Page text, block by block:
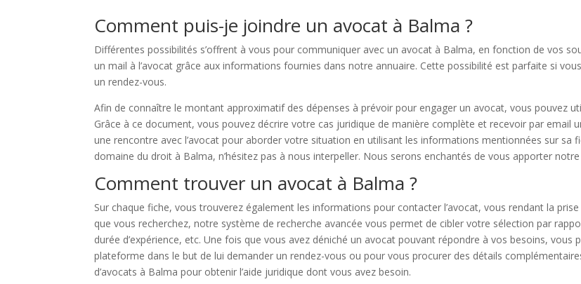
Comment puis-je joindre un avocat à Balma ?
Différentes possibilités s’offrent à vous pour communiquer avec un avocat à Balma, en fonction de vos
un mail à l’avocat grâce aux informations fournies dans notre annuaire. Cette possibilité est parfaite si
un rendez-vous.
Afin de connaître le montant approximatif des dépenses à prévoir pour engager un avocat, vous pouvez
Grâce à ce document, vous pouvez décrire votre cas juridique de manière complète et recevoir par email
une rencontre avec l’avocat pour aborder votre situation en utilisant les informations mentionnées sur sa
domaine du droit à Balma, n’hésitez pas à nous interpeller. Nous serons enchantés de vous apporter
Comment trouver un avocat à Balma ?
Sur chaque fiche, vous trouverez également les informations pour contacter l’avocat, vous rendant la
que vous recherchez, notre système de recherche avancée vous permet de cibler votre sélection par
durée d’expérience, etc. Une fois que vous avez déniché un avocat pouvant répondre à vos besoins,
plateforme dans le but de lui demander un rendez-vous ou pour vous procurer des détails
d’avocats à Balma pour obtenir l’aide juridique dont vous avez besoin.